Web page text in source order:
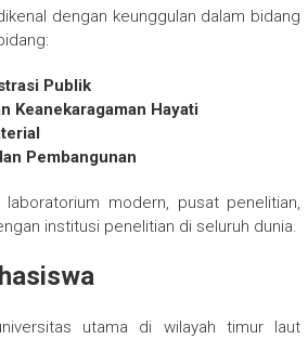
dengan keunggulan dalam bidang
Publik
Keanekaragaman Hayati
Pembangunan
laboratorium modern, pusat penelitian,
institusi penelitian di seluruh dunia.
utama di wilayah timur laut